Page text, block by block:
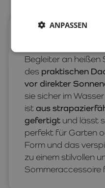
Begleiter an
des praktischen
vor direkter
sie sicher im
istaus
gefertigt und lässt
perfekt für Garten
Form und das
zu einem stilvollen
Sommeraccessoire
ANPASSEN